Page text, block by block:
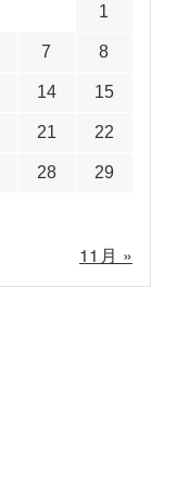
1
7 8
14 15
21 22
28 29
11月 »